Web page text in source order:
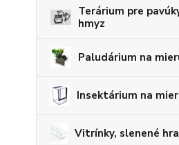
Terárium pre
hmyz
Paludárium na
Insektárium na
Vitrínky, slenené